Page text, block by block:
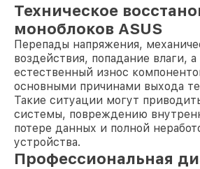
Техническое
моноблоков ASUS
Перепады напряжения,
воздействия, попадание влаги,
естественный износ
основными причинами выхода
Такие ситуации могут
системы, повреждению
потере данных и полной
устройства.
Профессиональная